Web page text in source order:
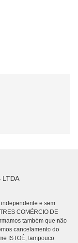
LTDA
independente e sem
COMÉRCIO DE
também que não
cancelamento do
ISTOÉ, tampouco